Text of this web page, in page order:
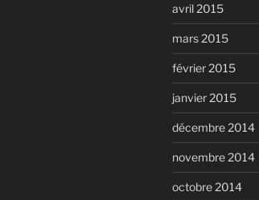
avril 2015
mars 2015
février 2015
janvier 2015
décembre 2014
novembre 2014
octobre 2014